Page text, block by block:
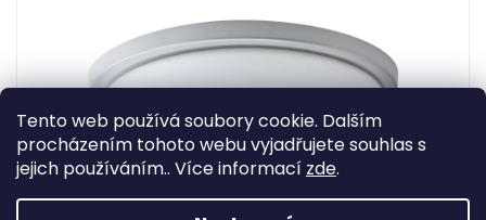
Tento web používá soubory cookie. Dalším
procházením tohoto webu vyjadřujete souhlas s
jejich používáním.. Více informací zde.